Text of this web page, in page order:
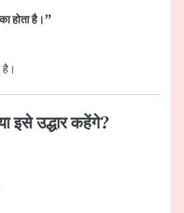
होता है।”
इसे उद्धार कहेंगे?